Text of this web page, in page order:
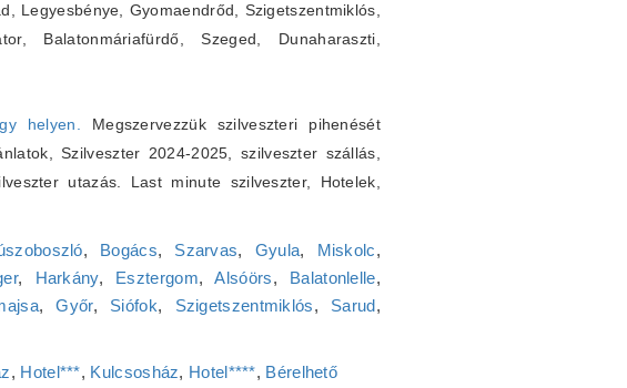
Legyesbénye, Gyomaendrőd, Szigetszentmiklós,
Balatonmáriafürdő, Szeged, Dunaharaszti,
helyen. Megszervezzük szilveszteri pihenését
Szilveszter 2024-2025, szilveszter szállás,
utazás. Last minute szilveszter, Hotelek,
, Bogács, Szarvas, Gyula, Miskolc,
, Harkány, Esztergom,Alsóörs, Balatonlelle,
,Győr, Siófok, Szigetszentmiklós, Sarud,
, Hotel***, Kulcsosház, Hotel****, Bérelhető